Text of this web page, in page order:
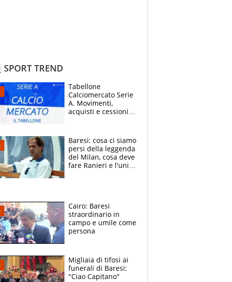
SPORT TREND
Tabellone
Calciomercato Serie
A. Movimenti,
acquisti e cessioni:
Baresi: cosa ci siamo
persi della leggenda
del Milan, cosa deve
fare Ranieri e l'unico
Cairo: Baresi
straordinario in
campo e umile come
persona
Migliaia di tifosi ai
funerali di Baresi:
"Ciao Capitano"